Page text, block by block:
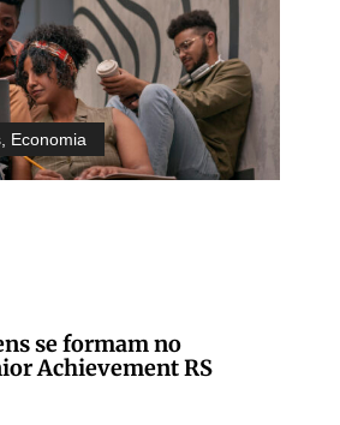
Economia
se formam no
Achievement RS